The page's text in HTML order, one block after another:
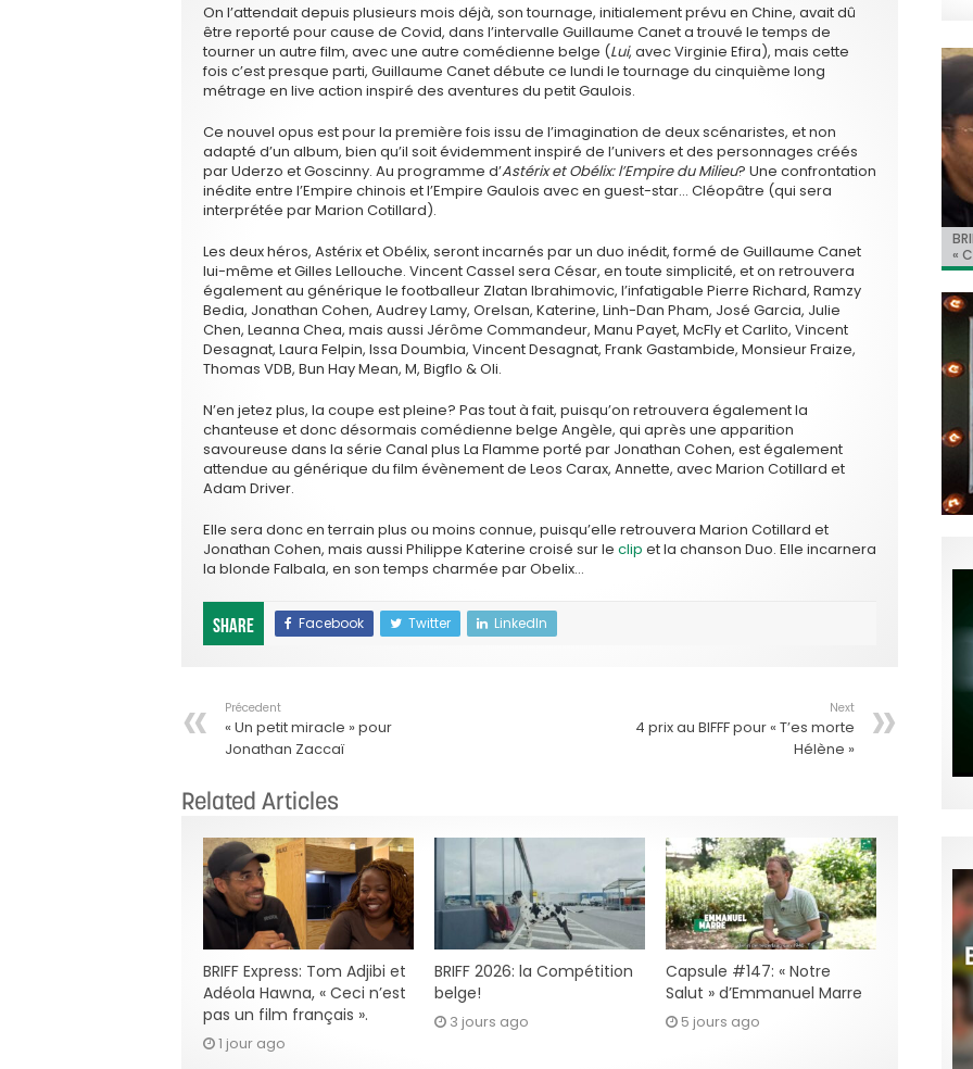
On l’attendait depuis plusieurs mois déjà, son tournage, initialement prévu en Chine, avait dû
être reporté pour cause de Covid, dans l’intervalle Guillaume Canet a trouvé le temps de
tourner un autre film, avec une autre comédienne belge (Lui, avec Virginie Efira), mais cette
fois c’est presque parti, Guillaume Canet débute ce lundi le tournage du cinquième long
métrage en live action inspiré des aventures du petit Gaulois.
Ce nouvel opus est pour la première fois issu de l’imagination de deux scénaristes, et non
adapté d’un album, bien qu’il soit évidemment inspiré de l’univers et des personnages créés
par Uderzo et Goscinny. Au programme d’Astérix et Obélix: l’Empire du Milieu? Une confrontation
inédite entre l’Empire chinois et l’Empire Gaulois avec en guest-star… Cléopâtre (qui sera
interprétée par Marion Cotillard).
Les deux héros, Astérix et Obélix, seront incarnés par un duo inédit, formé de Guillaume Canet
lui-même et Gilles Lellouche. Vincent Cassel sera César, en toute simplicité, et on retrouvera
également au générique le footballeur Zlatan Ibrahimovic, l’infatigable Pierre Richard, Ramzy
Bedia, Jonathan Cohen, Audrey Lamy, Orelsan, Katerine, Linh-Dan Pham, José Garcia, Julie
Chen, Leanna Chea, mais aussi Jérôme Commandeur, Manu Payet, McFly et Carlito, Vincent
Desagnat, Laura Felpin, Issa Doumbia, Vincent Desagnat, Frank Gastambide, Monsieur Fraize,
Thomas VDB, Bun Hay Mean, M, Bigflo & Oli.
N’en jetez plus, la coupe est pleine? Pas tout à fait, puisqu’on retrouvera également la
chanteuse et donc désormais comédienne belge Angèle, qui après une apparition
savoureuse dans la série Canal plus La Flamme porté par Jonathan Cohen, est également
attendue au générique du film évènement de Leos Carax, Annette, avec Marion Cotillard et
Adam Driver.
Elle sera donc en terrain plus ou moins connue, puisqu’elle retrouvera Marion Cotillard et
Jonathan Cohen, mais aussi Philippe Katerine croisé sur le clip et la chanson Duo. Elle incarnera
la blonde Falbala, en son temps charmée par Obelix…
Share Facebook Twitter LinkedIn
Précedent
« Un petit miracle » pour
Jonathan Zaccaï
Next
4 prix au BIFFF pour « T’es morte
Hélène »
Related Articles
BRIFF Express: Tom Adjibi et
Adéola Hawna, « Ceci n’est
pas un film français ».
1 jour ago
BRIFF 2026: la Compétition
belge!
3 jours ago
Capsule #147: « Notre
Salut » d’Emmanuel Marre
5 jours ago
«
du
«